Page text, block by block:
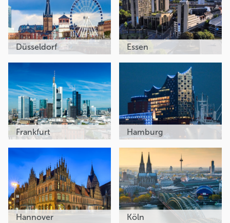
Düsseldorf Essen
Frankfurt Hamburg
Hannover Köln